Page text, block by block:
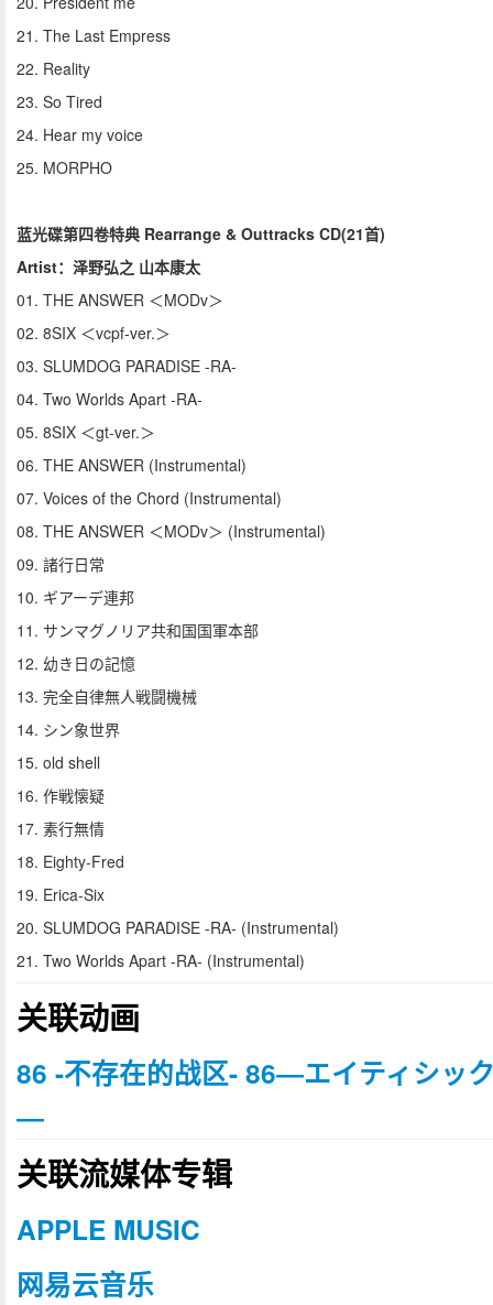
21. The Last Empress
22. Reality
23. So Tired
24. Hear my voice
25. MORPHO
蓝光碟第四卷特典 Rearrange & Outtracks CD(21首)
Artist：泽野弘之 山本康太
01. THE ANSWER ＜MODv＞
02. 8SIX ＜vcpf-ver.＞
03. SLUMDOG PARADISE -RA-
04. Two Worlds Apart -RA-
05. 8SIX ＜gt-ver.＞
06. THE ANSWER (Instrumental)
07. Voices of the Chord (Instrumental)
08. THE ANSWER ＜MODv＞ (Instrumental)
09. 諸行日常
10. ギアーデ連邦
11. サンマグノリア共和国国軍本部
12. 幼き日の記憶
13. 完全自律無人戦闘機械
14. シン象世界
15. old shell
16. 作戦懐疑
17. 素行無情
18. Eighty-Fred
19. Erica-Six
20. SLUMDOG PARADISE -RA- (Instrumental)
21. Two Worlds Apart -RA- (Instrumental)
关联动画
86 -不存在的战区- 86―エイティシッ
―
关联流媒体专辑
APPLE MUSIC
网易云音乐